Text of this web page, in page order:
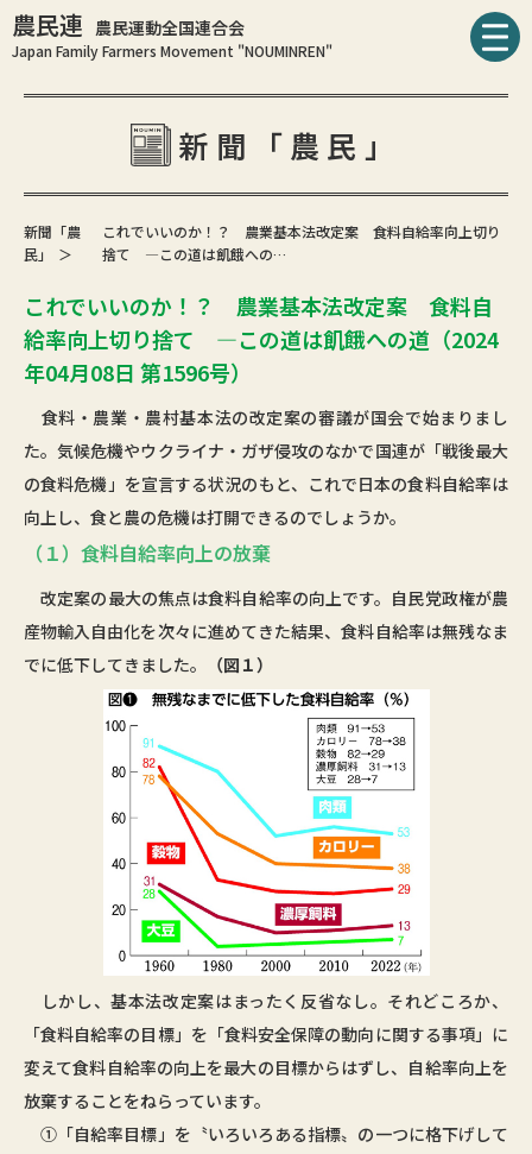
農民連 農民運動全国連合会
Japan Family Farmers Movement "NOUMINREN"
新聞「農民」
新聞「農
民」
これでいいのか！？ 農業基本法改定案 食料自給率向上切り
捨て ―この道は飢餓への…
これでいいのか！？ 農業基本法改定案 食料自
給率向上切り捨て ―この道は飢餓への道（2024
年04月08日 第1596号）
食料・農業・農村基本法の改定案の審議が国会で始まりまし
た。気候危機やウクライナ・ガザ侵攻のなかで国連が「戦後最大
の食料危機」を宣言する状況のもと、これで日本の食料自給率は
向上し、食と農の危機は打開できるのでしょうか。
（１）食料自給率向上の放棄
改定案の最大の焦点は食料自給率の向上です。自民党政権が農
産物輸入自由化を次々に進めてきた結果、食料自給率は無残なま
でに低下してきました。
（図１）
しかし、基本法改定案はまったく反省なし。それどころか、
「食料自給率の目標」を「食料安全保障の動向に関する事項」に
変えて食料自給率の向上を最大の目標からはずし、自給率向上を
放棄することをねらっています。
①「自給率目標」を〝いろいろある指標〟の一つに格下げして